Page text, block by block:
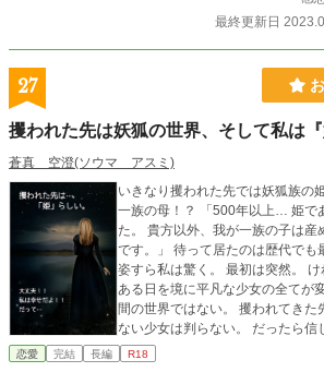
最終更新日
27
攫われた先は妖狐の世界、そして私は『
蒼真 空澄(ソウマ アスミ)
いきなり攫われた先では妖狐族の
一族の母！？ 「500年以上… 姫である貴方を待って居まし
た。 貴方以外、我が一族の子は
です。」 待って居たのは歴代でも最強の妖狐。 その言葉も、
姿すら私は驚く。 最初は突然。 けれど本当に捕われたのは…
ある日を境に平凡な少女の全てが変わり出す
間の世界ではない。 攫われてきた先は妖
ない少女は判らない。 だったら信じる事だ
族間で巻き起こる、様々な歴史にもなる。 少女は
恋愛 完結 長編 R18